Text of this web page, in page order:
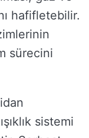
hafifletebilir.
sürecini
sistemi